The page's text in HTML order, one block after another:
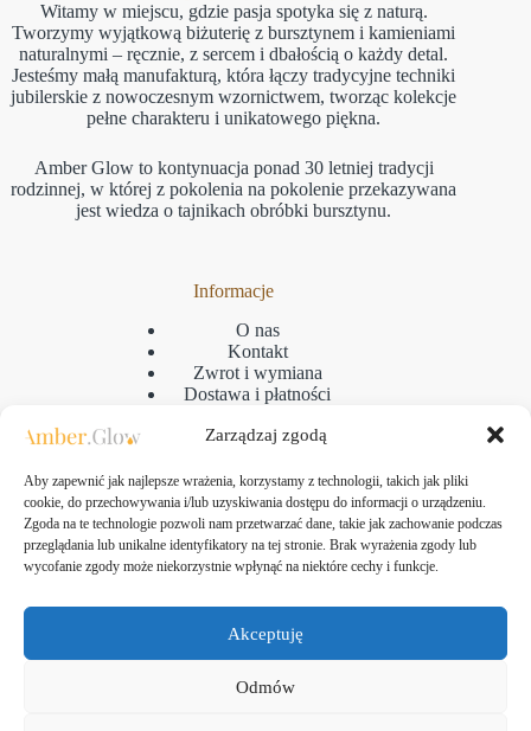
Zarządzaj zgodą
Aby zapewnić jak najlepsze wrażenia, korzystamy z technologii, takich jak pliki
cookie, do przechowywania i/lub uzyskiwania dostępu do informacji o urządzeniu.
Zgoda na te technologie pozwoli nam przetwarzać dane, takie jak zachowanie podczas
przeglądania lub unikalne identyfikatory na tej stronie. Brak wyrażenia zgody lub
wycofanie zgody może niekorzystnie wpłynąć na niektóre cechy i funkcje.
Akceptuję
Odmów
Witamy w miejscu, gdzie pasja spotyka się z naturą.
Tworzymy wyjątkową biżuterię z bursztynem i kamieniami
naturalnymi – ręcznie, z sercem i dbałością o każdy detal.
Jesteśmy małą manufakturą, która łączy tradycyjne techniki
jubilerskie z nowoczesnym wzornictwem, tworząc kolekcje
pełne charakteru i unikatowego piękna.
Amber Glow to kontynuacja ponad 30 letniej tradycji
rodzinnej, w której z pokolenia na pokolenie przekazywana
jest wiedza o tajnikach obróbki bursztynu.
Informacje
O nas
Kontakt
Zwrot i wymiana
Dostawa i płatności
Regulamin
GPSR
Polityka plikow cookies
Kontakt
ul. Taborowa 10, 80-171 Gdańsk
NIP: 583-313-24-61